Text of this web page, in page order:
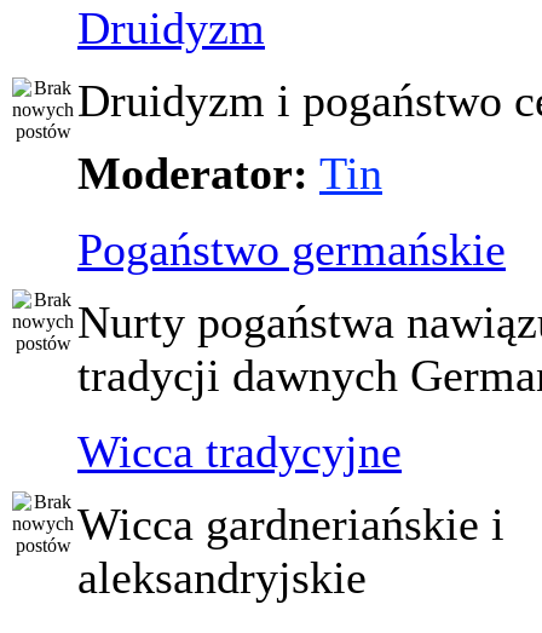
Druidyzm
Druidyzm i pogaństwo
Moderator: Tin
Pogaństwo germańskie
Nurty pogaństwa
tradycji dawnych
Wicca tradycyjne
Wicca gardneriańskie i
aleksandryjskie